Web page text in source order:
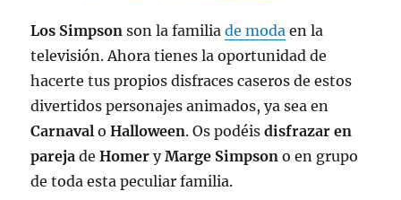
Los Simpson son la familiade moda en la
televisión. Ahora tienes la oportunidad de
hacerte tus propios disfraces caseros de estos
divertidos personajes animados, ya sea en
Carnaval oHalloween. Os podéisdisfrazar en
pareja deHomer yMarge Simpson o en grupo
de toda esta peculiar familia.